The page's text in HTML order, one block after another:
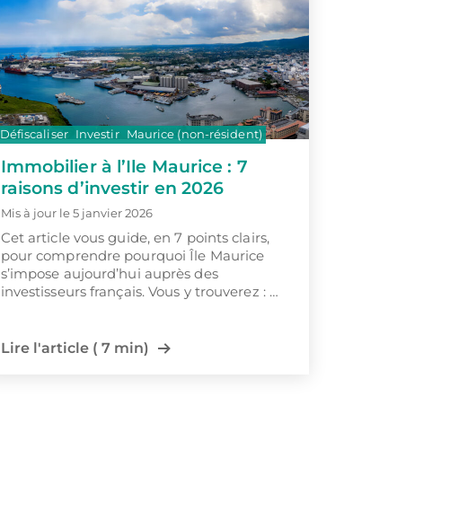
Immobilier à l’Ile Maurice : 7
raisons d’investir en 2026
Mis à jour le 5 janvier 2026
Cet article vous guide, en 7 points clairs,
pour comprendre pourquoi Île Maurice
s’impose aujourd’hui auprès des
investisseurs français. Vous y trouverez : …
Lire l'article ( 7 min)
Défiscaliser Investir Maurice (non-résident)